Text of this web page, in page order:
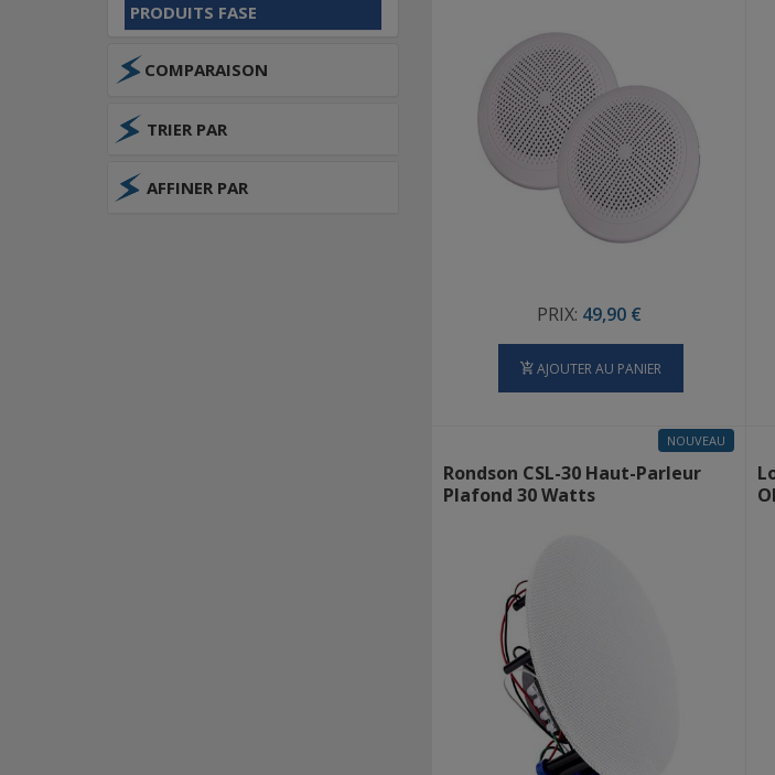
PRODUITS FASE
COMPARAISON
TRIER PAR
AFFINER PAR
PRIX: 49,90 €
AJOUTER AU PANIER
NOUVEAU
Rondson CSL-30 Haut-Parleur
Plafond 30 Watts